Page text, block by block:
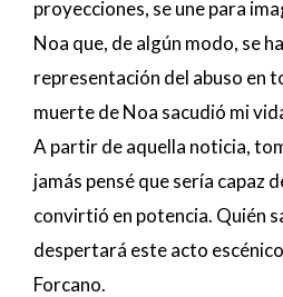
proyecciones, se une para
Noa que, de algún modo, se
representación del abuso en
muerte de Noa sacudió mi
A partir de aquella noticia,
jamás pensé que sería capaz
convirtió en potencia. Quién
despertará este acto
Forcano.